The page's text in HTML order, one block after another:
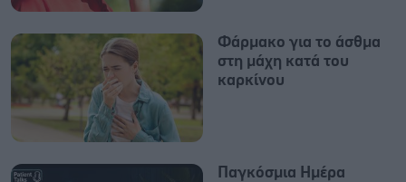
Φάρμακο για το άσθμα
στη μάχη κατά του
καρκίνου
Παγκόσμια Ημέρα